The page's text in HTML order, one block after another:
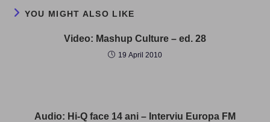
YOU MIGHT ALSO LIKE
Video: Mashup Culture – ed. 28
19 April 2010
Audio: Hi-Q face 14 ani – Interviu Europa FM